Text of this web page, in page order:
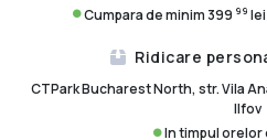
Cumpara de minim 399 99
Ridicare
CTPark Bucharest North, str. Vila
Ilfov
In timpul orelor